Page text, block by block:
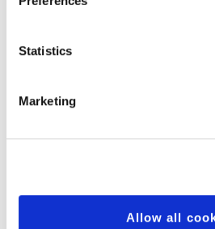
Statistics
Marketing
Allow all
ab CHF
*pro SMS ab 5'000 SMS pro
CHF -.10 pro SMS